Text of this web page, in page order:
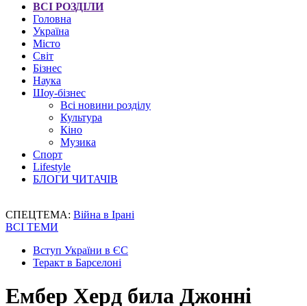
ВСІ РОЗДІЛИ
Головна
Україна
Місто
Світ
Бізнес
Наука
Шоу-бізнес
Всі новини розділу
Культура
Кіно
Музика
Спорт
Lifestyle
БЛОГИ ЧИТАЧІВ
СПЕЦТЕМА: Війна в Ірані
ВСІ ТЕМИ
Вступ України в ЄС
Теракт в Барселоні
Ембер Херд била Джонні